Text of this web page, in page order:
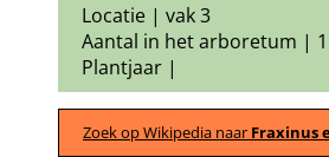
Locatie | vak 3
Aantal in het arboretum | 1
Plantjaar |
Zoek op Wikipedia naar Fraxinus